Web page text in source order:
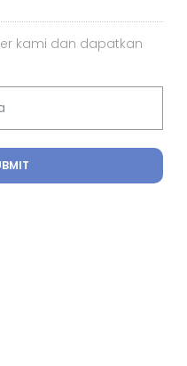
kami dan dapatkan